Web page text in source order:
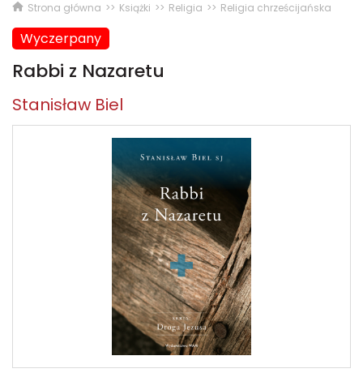
Strona główna Książki Religia Religia chrześcijańska
Wyczerpany
Rabbi z Nazaretu
Stanisław Biel